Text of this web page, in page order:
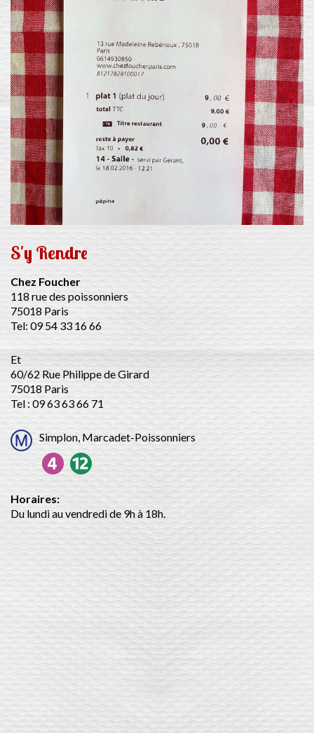
S'y Rendre
Chez Foucher
118 rue des poissonniers
75018 Paris
Tel: 09 54 33 16 66
Et
60/62 Rue Philippe de Girard
75018 Paris
Tel : 09 63 63 66 71
Simplon, Marcadet-Poissonniers
Horaires:
Du lundi au vendredi de 9h à 18h.